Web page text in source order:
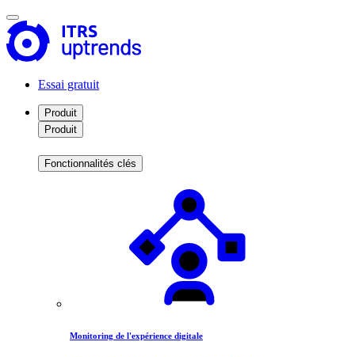
Essai gratuit
Produit
Produit
Fonctionnalités clés
Monitoring de l'expérience digitale